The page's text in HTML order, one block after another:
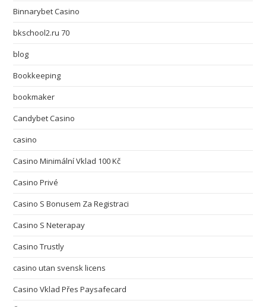
Binnarybet Casino
bkschool2.ru 70
blog
Bookkeeping
bookmaker
Candybet Casino
casino
Casino Minimální Vklad 100 Kč
Casino Privé
Casino S Bonusem Za Registraci
Casino S Neterapay
Casino Trustly
casino utan svensk licens
Casino Vklad Přes Paysafecard